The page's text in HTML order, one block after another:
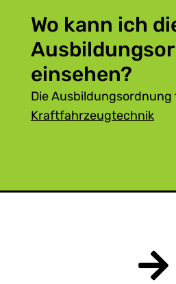
Wo kann ich
einsehen?
Die Ausbildungsordnung
Kraftfahrzeugtechnik